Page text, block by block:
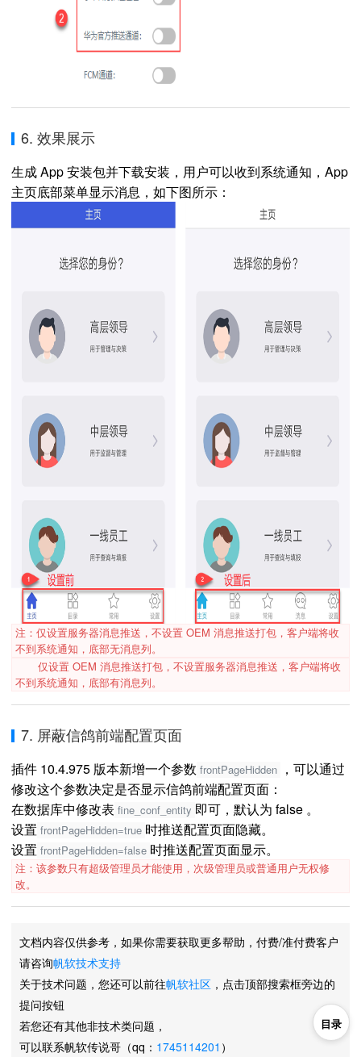
6. 效果展示
生成 App 安装包并下载安装，用户可以收到系统通知，App
主页底部菜单显示消息，如下图所示：
注：仅设置服务器消息推送，不设置 OEM 消息推送打包，客户端将收
不到系统通知，底部无消息列。
仅设置 OEM 消息推送打包，不设置服务器消息推送，客户端将收
不到系统通知，底部有消息列。
7. 屏蔽信鸽前端配置页面
插件 10.4.975 版本新增一个参数 frontPageHidden ，可以通过
修改这个参数决定是否显示信鸽前端配置页面：
在数据库中修改表 fine_conf_entity 即可，默认为 false 。
设置 frontPageHidden=true 时推送配置页面隐藏。
设置 frontPageHidden=false 时推送配置页面显示。
注：该参数只有超级管理员才能使用，次级管理员或普通用户无权修
改。
文档内容仅供参考，如果你需要获取更多帮助，付费/准付费客户
请咨询帆软技术支持
关于技术问题，您还可以前往帆软社区 ，点击顶部搜索框旁边的
提问按钮
若您还有其他非技术类问题，
可以联系帆软传说哥（qq： 1745114201 ）
目录